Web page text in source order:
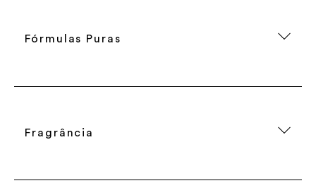
Fórmulas Puras
Fragrância